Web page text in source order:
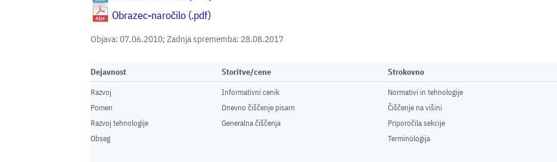
Obrazec-naročilo (.pdf)
Objava: 07.06.2010; Zadnja sprememba: 28.08.2017
Dejavnost
Razvoj
Pomen
Razvoj tehnologije
Obseg
Storitve/cene
Informativni cenik
Dnevno čiščenje pisarn
Generalna čiščenja
Strokovno
Normativi in tehnologije
Čiščenje na višini
Priporočila sekcije
Terminologija